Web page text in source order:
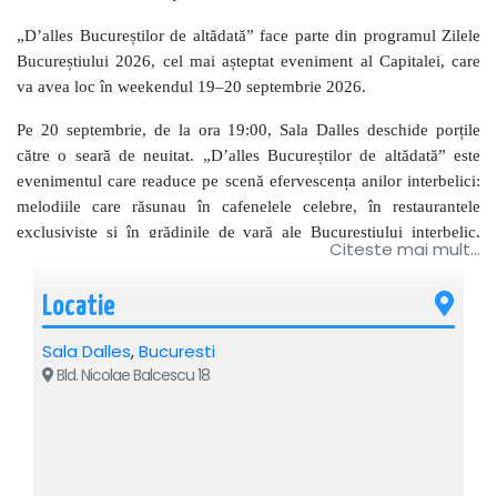
„D’alles Bucureștilor de altădată” face parte din programul Zilele
Bucureștiului 2026, cel mai așteptat eveniment al Capitalei, care
va avea loc în weekendul 19–20 septembrie 2026.
Pe 20 septembrie, de la ora 19:00, Sala Dalles deschide porțile
către o seară de neuitat. „D’alles Bucureștilor de altădată” este
evenimentul care readuce pe scenă efervescența anilor interbelici:
melodiile care răsunau în cafenelele celebre, în restaurantele
exclusiviste și în grădinile de vară ale Bucureștiului interbelic,
interpretate astăzi de unii dintre cei mai valoroși artiști ai scenei
Eveniment organizat de Centrul Metropolitan de Educație și
Cultură „Ioan I. Dalles”, instituție publică în subordinea
Primăriei Municipiului București și a Consiliului General al
Citeste mai mult...
Locatie
Sala Dalles,Bucuresti
Bld. Nicolae Balcescu 18